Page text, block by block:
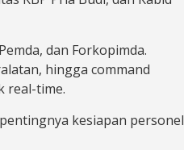
dan Forkopimda.
hingga command
real-time.
kesiapan personel